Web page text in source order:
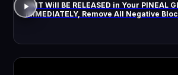
DMT Will BE RELEASED in Your PINEAL
IMMEDIATELY, Remove All Negative